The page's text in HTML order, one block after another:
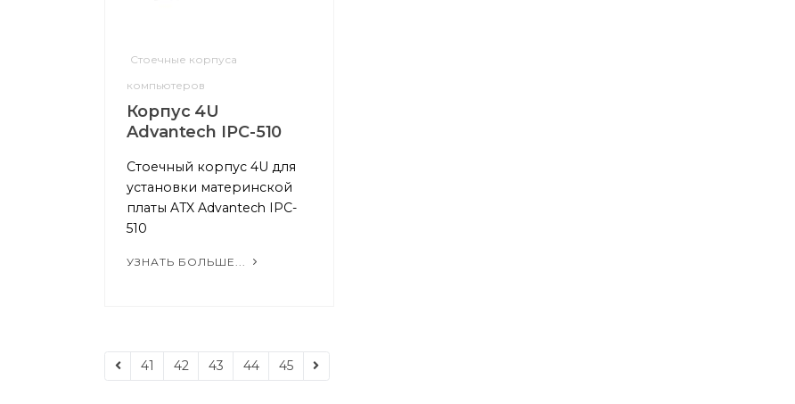
Стоечные корпуса
компьютеров
Корпус 4U
Advantech IPC-510
Стоечный корпус 4U для
установки материнской
платы ATX Advantech IPC-
510
УЗНАТЬ БОЛЬШЕ...
41 42 43 44 45